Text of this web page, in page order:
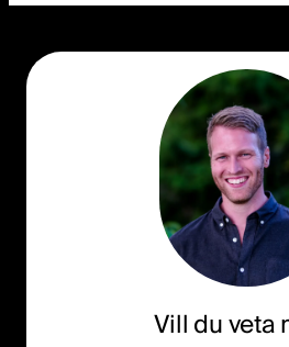
Vill du veta